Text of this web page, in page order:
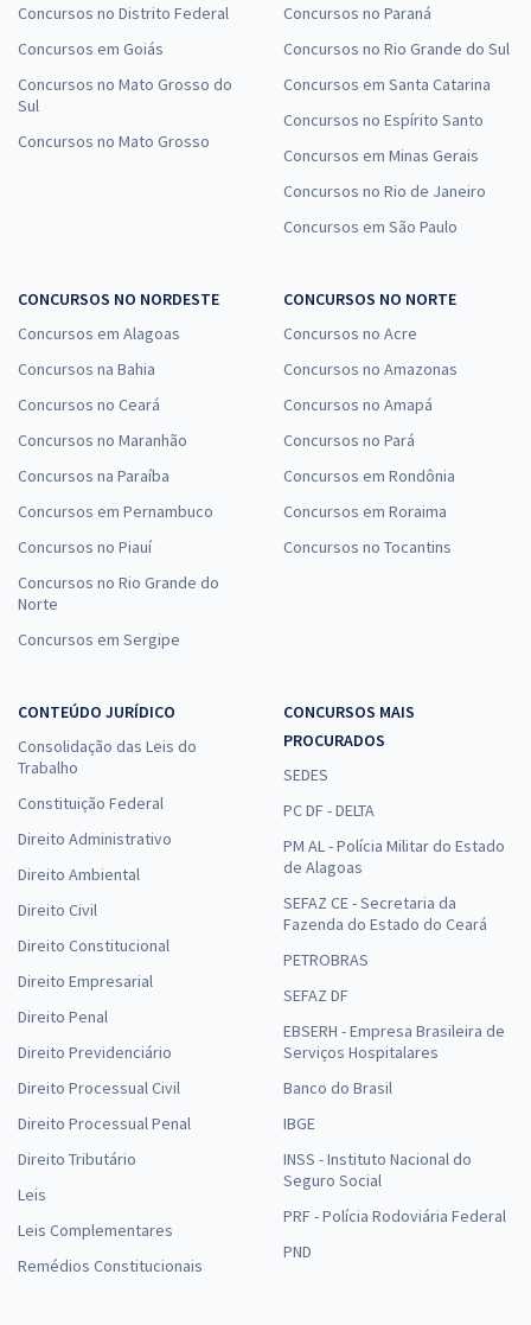
Concursos no Distrito Federal
Concursos em Goiás
Concursos no Mato Grosso do
Sul
Concursos no Mato Grosso
Concursos no Paraná
Concursos no Rio Grande do Sul
Concursos em Santa Catarina
Concursos no Espírito Santo
Concursos em Minas Gerais
Concursos no Rio de Janeiro
Concursos em São Paulo
CONCURSOS NO NORDESTE
Concursos em Alagoas
Concursos na Bahia
Concursos no Ceará
Concursos no Maranhão
Concursos na Paraíba
Concursos em Pernambuco
Concursos no Piauí
Concursos no Rio Grande do
Norte
Concursos em Sergipe
CONCURSOS NO NORTE
Concursos no Acre
Concursos no Amazonas
Concursos no Amapá
Concursos no Pará
Concursos em Rondônia
Concursos em Roraima
Concursos no Tocantins
CONTEÚDO JURÍDICO
Consolidação das Leis do
Trabalho
Constituição Federal
Direito Administrativo
Direito Ambiental
Direito Civil
Direito Constitucional
Direito Empresarial
Direito Penal
Direito Previdenciário
Direito Processual Civil
Direito Processual Penal
Direito Tributário
Leis
Leis Complementares
Remédios Constitucionais
CONCURSOS MAIS
PROCURADOS
SEDES
PC DF - DELTA
PM AL - Polícia Militar do Estado
de Alagoas
SEFAZ CE - Secretaria da
Fazenda do Estado do Ceará
PETROBRAS
SEFAZ DF
EBSERH - Empresa Brasileira de
Serviços Hospitalares
Banco do Brasil
IBGE
INSS - Instituto Nacional do
Seguro Social
PRF - Polícia Rodoviária Federal
PND